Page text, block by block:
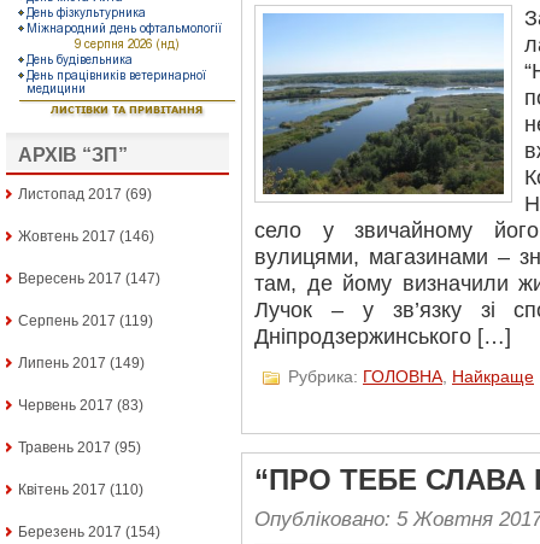
АРХІВ “ЗП”
Листопад 2017 (69)
Жовтень 2017 (146)
Вересень 2017 (147)
Серпень 2017 (119)
Липень 2017 (149)
Червень 2017 (83)
Травень 2017 (95)
Квітень 2017 (110)
Березень 2017 (154)
село у звичайному
вулицями, магазинами –
там, де йому визначили
Лучок – у зв’язку зі
Дніпродзержинського […]
Рубрика: ГОЛОВНА Найкраще
“ПРО ТЕБЕ
Опубліковано: 5 Жовтня